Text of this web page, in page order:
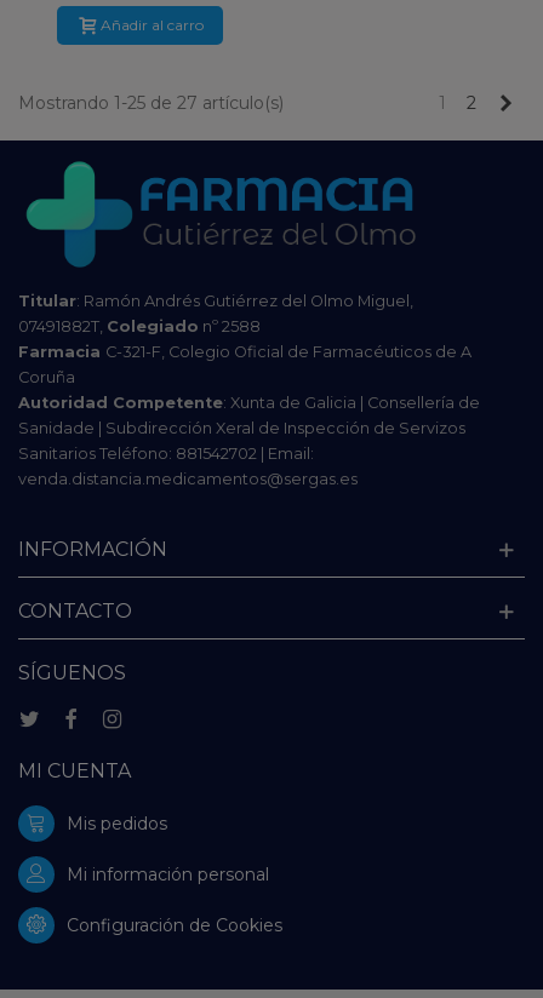
Añadir al carro
Mostrando 1-25 de 27 artículo(s) 1 2
Titular: Ramón Andrés Gutiérrez del Olmo Miguel,
07491882T, Colegiado nº 2588
Farmacia C-321-F, Colegio Oficial de Farmacéuticos de A
Coruña
Autoridad Competente: Xunta de Galicia | Consellería de
Sanidade | Subdirección Xeral de Inspección de Servizos
Sanitarios Teléfono: 881542702 | Email:
venda.distancia.medicamentos@sergas.es
INFORMACIÓN
CONTACTO
SÍGUENOS
MI CUENTA
Mis pedidos
Mi información personal
Configuración de Cookies